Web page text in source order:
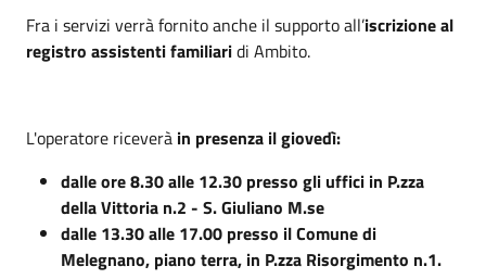
Fra i servizi verrà fornito anche il supporto all’iscrizione al
registro assistenti familiaridi Ambito.
L'operatore riceverà in presenza ilgiovedì:
dalle ore 8.30 alle 12.30 presso gli uffici in P.zza
della Vittoria n.2 - S. Giuliano M.se
dalle 13.30 alle 17.00 presso il Comune di
Melegnano, piano terra, in P.zza Risorgimento n.1.